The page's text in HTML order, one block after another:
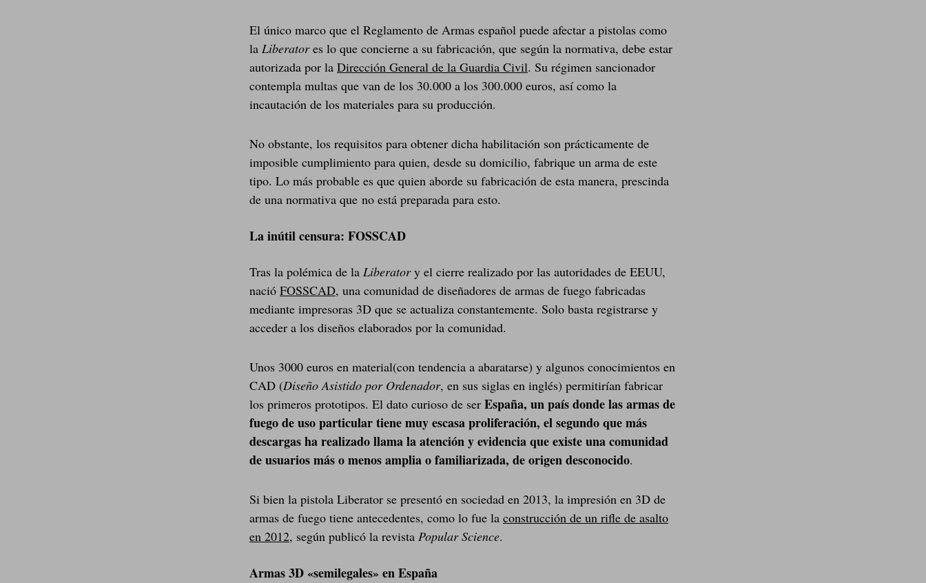
El único marco que el Reglamento de Armas español puede afectar a pistolas como
la Liberatores lo que concierne a su fabricación, que según la normativa, debe estar
autorizada por la Dirección General de la Guardia Civil. Su régimen sancionador
contempla multas que van de los 30.000 a los 300.000 euros, así como la
incautación de los materiales para su producción.
No obstante, los requisitos para obtener dicha habilitación son prácticamente de
imposible cumplimiento para quien, desde su domicilio, fabrique un arma de este
tipo. Lo más probable es que quien aborde su fabricación de esta manera, prescinda
de una normativa que no está preparada para esto.
La inútil censura: FOSSCAD
Tras la polémica de la Liberatory el cierre realizado por las autoridades de EEUU,
nació FOSSCAD, una comunidad de diseñadores de armas de fuego fabricadas
mediante impresoras 3D que se actualiza constantemente. Solo basta registrarse y
acceder a los diseños elaborados por la comunidad.
Unos 3000 euros en material(con tendencia a abaratarse) y algunos conocimientos en
CAD (Diseño Asistido por Ordenador, en sus siglas en inglés) permitirían fabricar
los primeros prototipos. El dato curioso de ser España, un país donde las armas de
fuego de uso particular tiene muy escasa proliferación, el segundo que más
descargas ha realizado llama la atención y evidencia que existe una comunidad
de usuarios más o menos amplia o familiarizada, de origen desconocido.
Si bien la pistola Liberator se presentó en sociedad en 2013, la impresión en 3D de
armas de fuego tiene antecedentes, como lo fue la construcción de un rifle de asalto
en 2012, según publicó la revista Popular Science.
Armas 3D «semilegales» en España